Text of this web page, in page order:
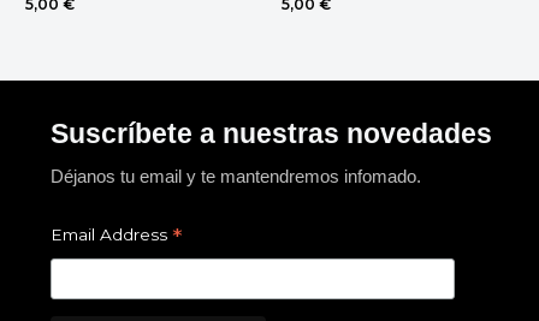
5,00 € 5,00 €
Suscríbete a nuestras novedades
Déjanos tu email y te mantendremos infomado.
Email Address *